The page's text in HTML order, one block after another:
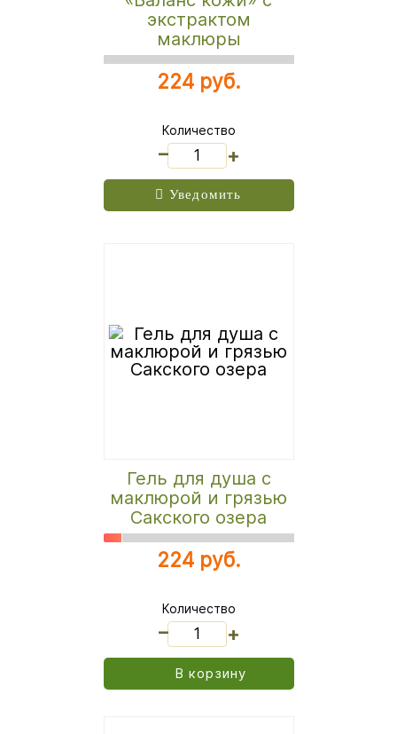
экстрактом
маклюры
224 руб.
Количество
+
Уведомить
Гель для душа с
маклюрой и грязью
Сакского озера
224 руб.
Количество
+
В корзину